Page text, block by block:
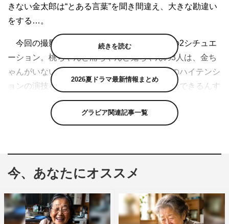
きない金太郎は“とある言葉”を聞き間違え、大きな勘違い
をする…。
今回の撮影では、桃太郎の家と金太郎の家の2シチュエ
ーション。桃ちゃんと浦ちゃんと鬼ちゃんの3人は、金ち
ゃんがいない寂しさも感じつつもいつも通りのハイテンシ
ョンの演技を。鬼ちゃんの「金ちゃんって英語できるんす
か？」という質問に対し、自由すぎるアドリブ合戦が。
「I don’t knowしか言えないYo！」と浦ちゃんがラップ調
「えっ」とラップをやめ、将棋盤を見つめる2人…という
ようなコントのような展開に現場は笑いに包まれていた。
ドキ。「Home-made」を「本命」と聞き間違える痛恨の
ミスも勘違いしたら止まらない金ちゃん。「本命！本
続きを読む
2026夏ドラマ最新情報まとめ
グラビア関連記事一覧
今、あなたにオススメ